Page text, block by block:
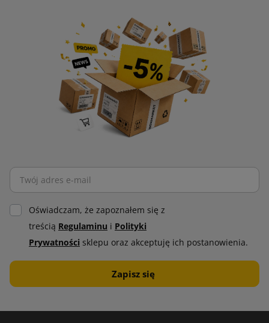
Oświadczam, że zapoznałem się z
treścią Regulaminu i Polityki
Prywatności sklepu oraz akceptuję ich postanowienia.